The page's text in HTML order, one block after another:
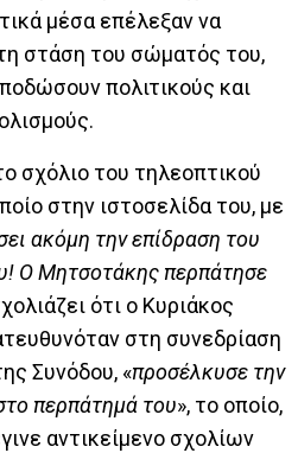
μέσα επέλεξαν να
στάση του σώματός του,
πολιτικούς και
σχόλιο του τηλεοπτικού
στην ιστοσελίδα του, με
ακόμη την επίδραση του
Ο Μητσοτάκης περπάτησε
ότι ο Κυριάκος
στη συνεδρίαση
Συνόδου, «προσέλκυσε την
περπάτημά του», το οποίο,
αντικείμενο σχολίων